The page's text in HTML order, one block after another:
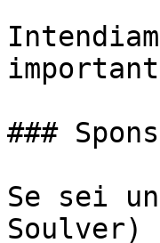
###
Se sei